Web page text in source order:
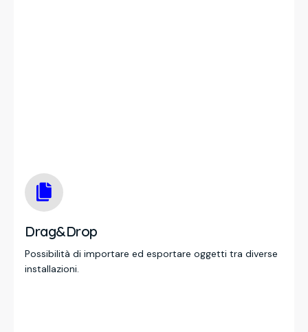
Drag&Drop
Possibilità di importare ed esportare oggetti tra diverse
installazioni.